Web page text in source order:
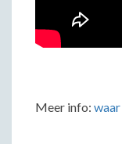
Meer info: